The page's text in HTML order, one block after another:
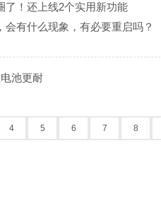
了！还上线2个实用新功能
有什么现象，有必要重启吗？
池更耐
4 5 6 7 8